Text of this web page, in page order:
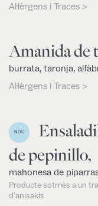
Al·lèrgens i Traces >
Amanida de
burrata, taronja,
Al·lèrgens i Traces >
NOU
de pepinillo,
mahonesa de
Producte sotmès a un
d'anisakis